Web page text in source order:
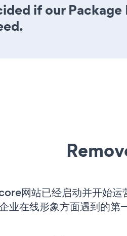
if our
网站已经启动并开始运
业在线形象方面遇到的第